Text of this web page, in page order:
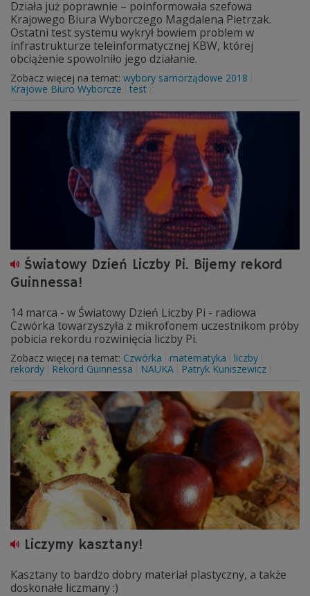
Działa już poprawnie – poinformowała szefowa
Krajowego Biura Wyborczego Magdalena Pietrzak.
Ostatni test systemu wykrył bowiem problem w
infrastrukturze teleinformatycznej KBW, której
obciążenie spowolniło jego działanie.
Zobacz więcej na temat: wybory samorządowe 2018
Krajowe Biuro Wyborcze
test
Światowy Dzień Liczby Pi. Bijemy rekord
Guinnessa!
14 marca - w Światowy Dzień Liczby Pi - radiowa
Czwórka towarzyszyła z mikrofonem uczestnikom próby
pobicia rekordu rozwinięcia liczby Pi.
Zobacz więcej na temat: Czwórka matematyka
liczby
rekordy
Rekord Guinnessa NAUKA Patryk Kuniszewicz
Liczymy kasztany!
Kasztany to bardzo dobry materiał plastyczny, a także
doskonałe liczmany :)